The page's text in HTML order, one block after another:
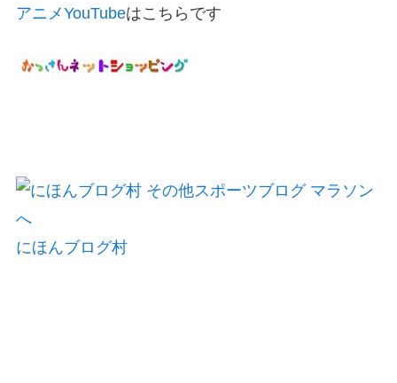
アニメYouTubeはこちらです
にほんブログ村